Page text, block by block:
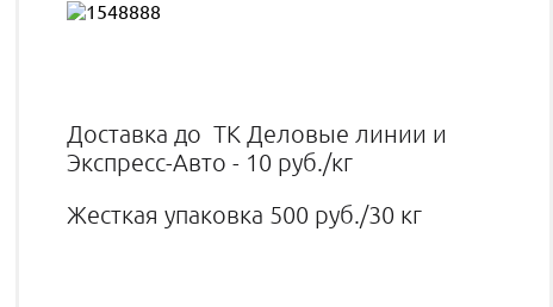
Доставка до ТК Деловые линии и
Экспресс-Авто - 10 руб./кг
Жесткая упаковка 500 руб./30 кг